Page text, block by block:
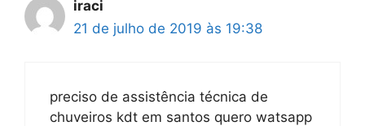
iraci
21 de julho de 2019 às 19:38
preciso de assistência técnica de
chuveiros kdt em santos quero watsapp